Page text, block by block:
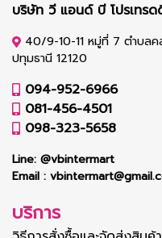
บริษัท วี แอนด์ บี โปรเทร
40/9-10-11 หมู่ที่ 7 ตำบลค
ปทุมธานี 12120
094-952-6966
081-456-4501
098-323-5658
Line: @vbintermart
Email :
บริการ